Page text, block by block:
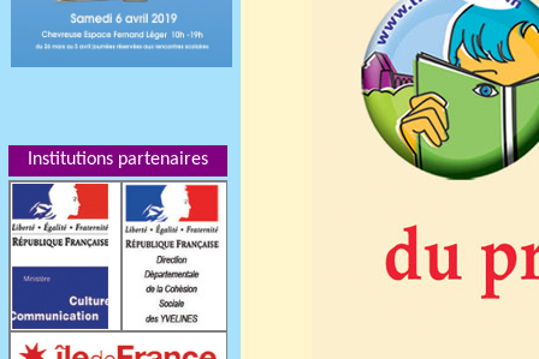
Institutions partenaires